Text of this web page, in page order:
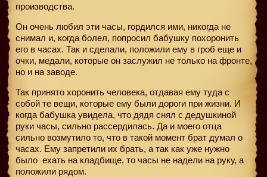
производства.
Он очень любил эти часы, гордился ими, никогда не
снимал и, когда болел, попросил бабушку похоронить
его в часах. Так и сделали, положили ему в гроб еще и
очки, медали, которые он заслужил не только на фронте,
но и на заводе.
Так принято хоронить человека, отдавая ему туда с
собой те вещи, которые ему были дороги при жизни. И
когда бабушка увидела, что дядя снял с дедушкиной
руки часы, сильно рассердилась. Да и моего отца
сильно возмутило то, что в такой момент брат думал о
часах. Ему запретили их брать, а так как уже нужно
было ехать на кладбище, то часы не надели на руку, а
положили рядом.